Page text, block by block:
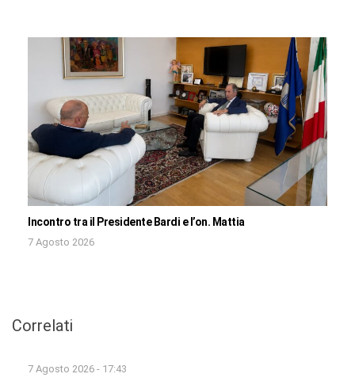
Incontro tra il Presidente Bardi e l’on. Mattia
7 Agosto 2026
Correlati
7 Agosto 2026 - 17:43